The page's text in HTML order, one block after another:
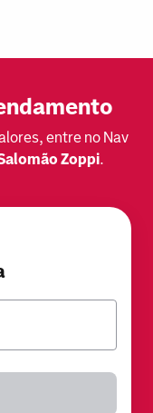
entre no Nav
Zoppi.